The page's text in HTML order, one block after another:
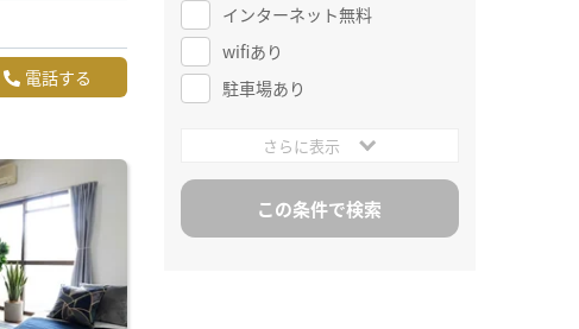
電話する
インターネット無料
wifiあり
駐車場あり
さらに表示